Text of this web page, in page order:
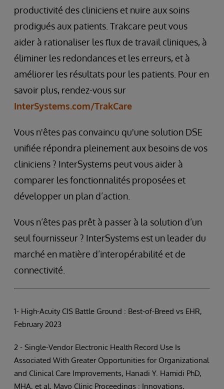
productivité des cliniciens et nuire aux soins
prodigués aux patients. Trakcare peut vous
aider à rationaliser les flux de travail cliniques, à
éliminer les redondances et les erreurs, et à
améliorer les résultats pour les patients. Pour en
savoir plus, rendez-vous sur
InterSystems.com/TrakCare
Vous n'êtes pas convaincu qu'une solution DSE
unifiée répondra pleinement aux besoins de vos
cliniciens ? InterSystems peut vous aider à
comparer les fonctionnalités proposées et
développer un plan d’action.
Vous n’êtes pas prêt à passer à la solution d’un
seul fournisseur ? InterSystems est un leader du
marché en matière d’interopérabilité et de
connectivité.
1- High-Acuity CIS Battle Ground : Best-of-Breed vs EHR,
February 2023
2 - Single-Vendor Electronic Health Record Use Is
Associated With Greater Opportunities for Organizational
and Clinical Care Improvements, Hanadi Y. Hamidi PhD,
MHA, et al, Mayo Clinic Proceedings : Innovations,